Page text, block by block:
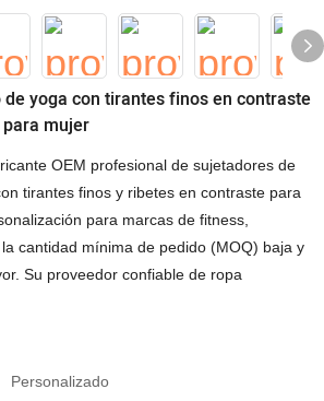
yoga con tirantes finos en contraste
mujer
OEM profesional de sujetadores de
tirantes finos y ribetes en contraste para
para marcas de fitness,
cantidad mínima de pedido (MOQ) baja y
Su proveedor confiable de ropa
Personalizado